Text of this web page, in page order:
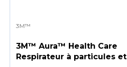
3M™
3M™ Aura™ Health Care
Respirateur à particules et